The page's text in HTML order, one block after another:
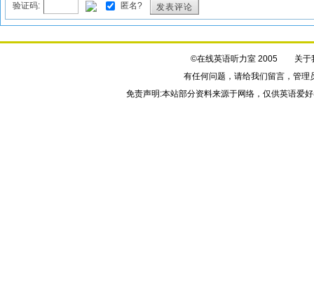
验证码: 匿名? 发表评论
©在线英语听力室 2005 关于
有任何问题，请给我们留言，管理
免责声明:本站部分资料来源于网络，仅供英语爱